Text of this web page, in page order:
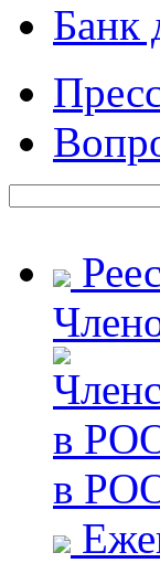
Банк
в